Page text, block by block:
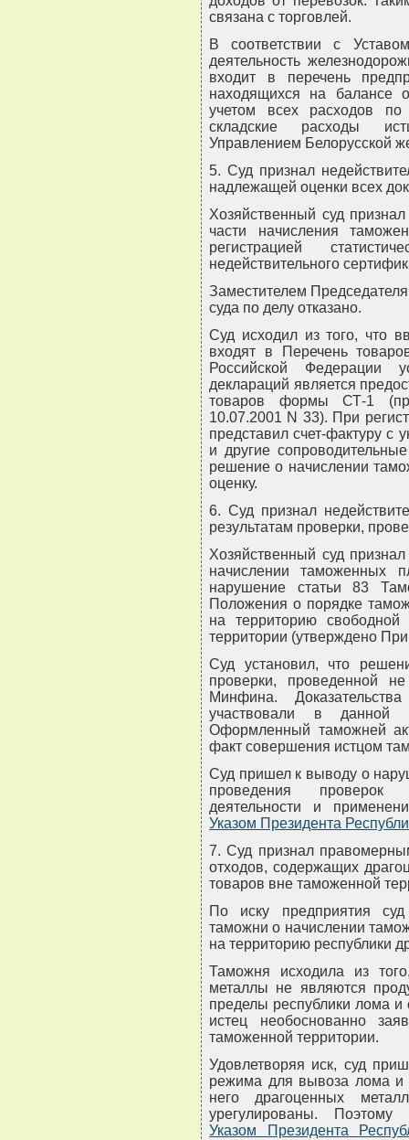
связана с торговлей.
В соответствии с
деятельность
входит в перечень
находящихся на балансе
учетом всех расходов по
складские расходы
Управлением Белорусской
5. Суд признал
надлежащей оценки всех
Хозяйственный суд
части начисления
регистрацией
недействительного
Заместителем
суда по делу отказано.
Суд исходил из того, что
входят в Перечень
Российской Федерации
деклараций является
товаров формы СТ-1
10.07.2001 N 33). При
представил счет-фактуру с
и другие
решение о начислении
оценку.
6. Суд признал
результатам проверки,
Хозяйственный суд
начислении таможенных
нарушение статьи 83
Положения о порядке
на территорию
территории (утверждено
Суд установил, что
проверки, проведенной
Минфина.
участвовали в данной
Оформленный таможней
факт совершения истцом
Суд пришел к выводу о
проведения проверок
деятельности и
Указом Президента
7. Суд признал
отходов, содержащих
товаров вне таможенной
По иску предприятия
таможни о начислении
на территорию республики
Таможня исходила из
металлы не являются
пределы республики лома и
истец необоснованно
таможенной территории.
Удовлетворяя иск, суд
режима для вывоза лома и
него драгоценных
урегулированы. Поэтому
Указом Президента